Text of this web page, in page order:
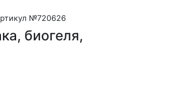
биогеля,